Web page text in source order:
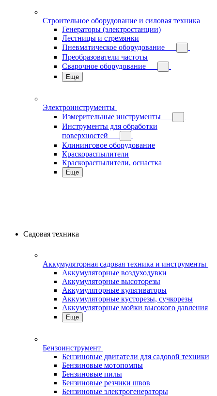
Строительное оборудование и силовая техника
Генераторы (электростанции)
Лестницы и стремянки
Пневматическое оборудование
Преобразователи частоты
Сварочное оборудование
Еще
Электроинструменты
Измерительные инструменты
Инструменты для обработки
поверхностей
Клининговое оборудование
Краскораспылители
Краскораспылители, оснастка
Еще
Садовая техника
Аккумуляторная садовая техника и инструменты
Аккумуляторные воздуходувки
Аккумуляторные высоторезы
Аккумуляторные культиваторы
Аккумуляторные кусторезы, сучкорезы
Аккумуляторные мойки высокого давления
Еще
Бензоинструмент
Бензиновые двигатели для садовой техники
Бензиновые мотопомпы
Бензиновые пилы
Бензиновые резчики швов
Бензиновые электрогенераторы